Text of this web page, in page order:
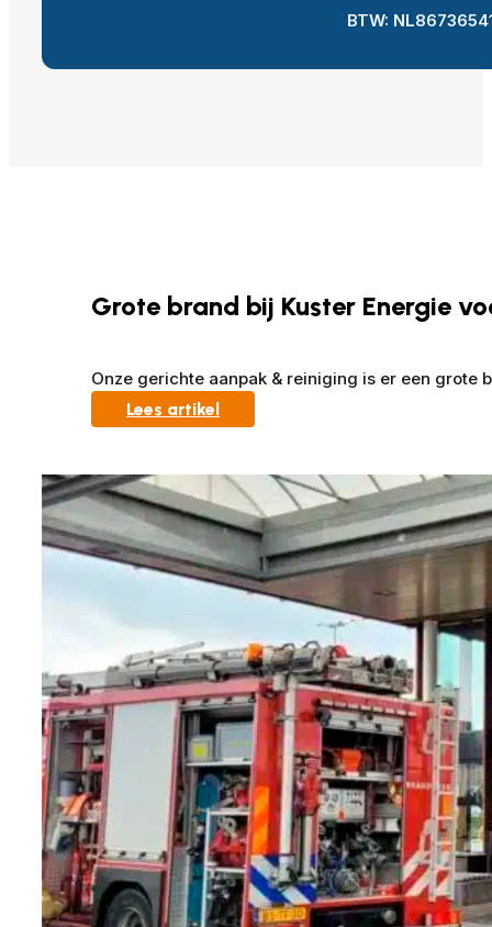
BTW:
Grote brand bij Kuster Energie
Onze gerichte aanpak & reiniging is er een
Lees artikel